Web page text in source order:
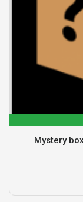
Mystery